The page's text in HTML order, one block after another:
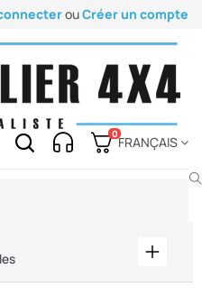
ouCréer un compte
0
FRANÇAIS